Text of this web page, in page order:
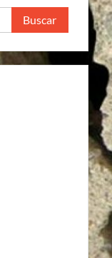
Buscar: